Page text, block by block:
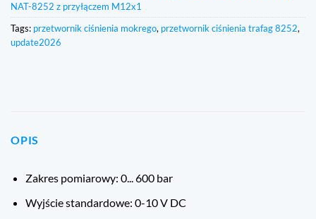
NAT-8252 z przyłączem M12x1
Tags: przetwornik ciśnienia mokrego, przetwornik ciśnienia trafag 8252,
update2026
OPIS
Zakres pomiarowy: 0... 600 bar
Wyjście standardowe: 0-10 V DC